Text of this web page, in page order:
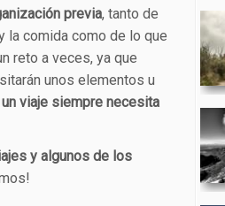
previa, tanto de
la comida como de lo que
reto a veces, ya que
unos elementos u
un viaje siempre necesita
y algunos de los